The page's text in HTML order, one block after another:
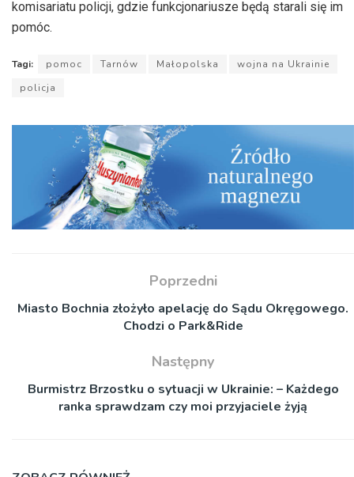
komisariatu policji, gdzie funkcjonariusze będą starali się im
pomóc.
Tagi: pomoc Tarnów Małopolska
wojna na Ukrainie
policja
Poprzedni
Miasto Bochnia złożyło apelację do Sądu Okręgowego.
Chodzi o Park&Ride
Następny
Burmistrz Brzostku o sytuacji w Ukrainie: – Każdego
ranka sprawdzam czy moi przyjaciele żyją